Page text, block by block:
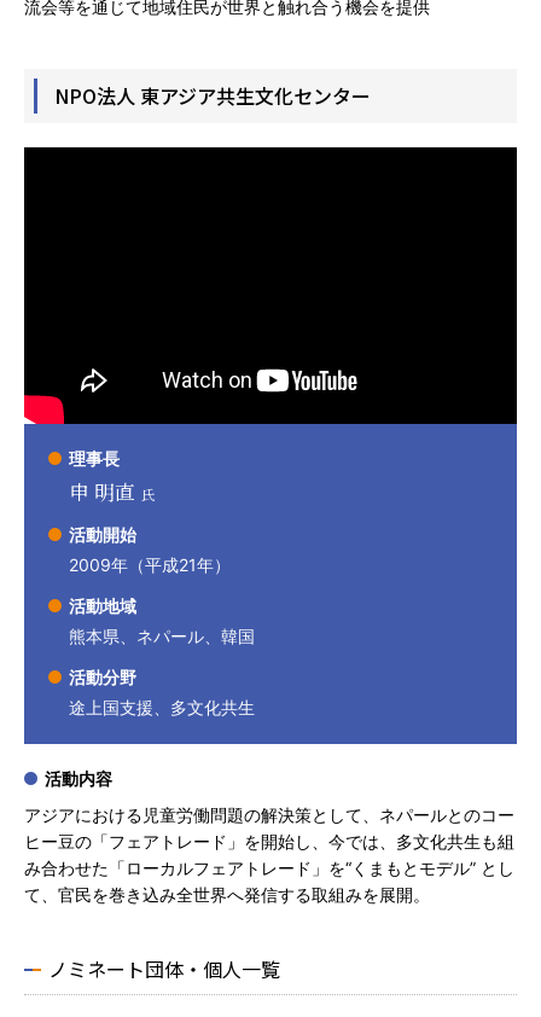
流会等を通じて地域住民が世界と触れ合う機会を提供
NPO法人 東アジア共生文化センター
理事長
申 明直 氏
活動開始
2009年（平成21年）
活動地域
熊本県、ネパール、韓国
活動分野
途上国支援、多文化共生
活動内容
アジアにおける児童労働問題の解決策として、ネパールとのコー
ヒー豆の「フェアトレード」を開始し、今では、多文化共生も組
み合わせた「ローカルフェアトレード」を“くまもとモデル” とし
て、官民を巻き込み全世界へ発信する取組みを展開。
ノミネート団体・個人一覧